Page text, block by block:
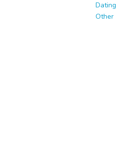
Dating
Other